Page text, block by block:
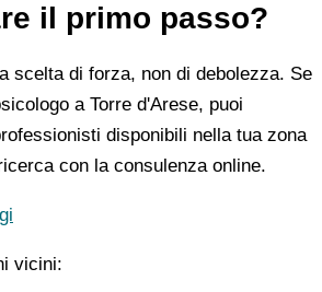
il primo passo?
scelta di forza, non di debolezza. Se
a Torre d'Arese, puoi
disponibili nella tua zona
con la consulenza online.
vicini: